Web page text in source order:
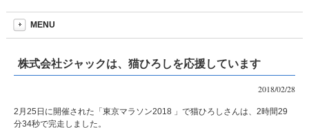
MENU
株式会社ジャックは、猫ひろしを応援しています
2018/02/28
2月25日に開催された「東京マラソン2018 」で猫ひろしさんは、2時間29
分34秒で完走しました。